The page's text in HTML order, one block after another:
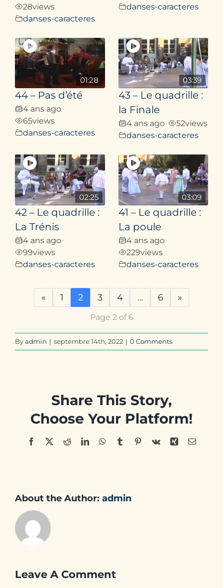
28views
danses-caracteres
danses-caracteres
01:28
44 – Pas d’été
4 ans ago•
65views
danses-caracteres
03:39
43 – Le quadrille :
la Finale
4 ans ago• 52views
danses-caracteres
02:25
42 – Le quadrille :
La Trénis
4 ans ago•
99views
danses-caracteres
03:09
41 – Le quadrille :
La poule
4 ans ago•
229views
danses-caracteres
« 1 2 3 4 … 6 »
Page 2 of 6
Byadmin | septembre 14th, 2022 | 0 Comments
Share This Story,
Choose Your Platform!
Facebook
X RedditLinkedInWhatsApp
TumblrPinterest
Vk Xing Email
About the Author: admin
Leave A Comment